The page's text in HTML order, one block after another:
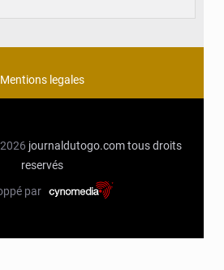
Mentions legales
journaldutogo.comtous droits
reservés
par